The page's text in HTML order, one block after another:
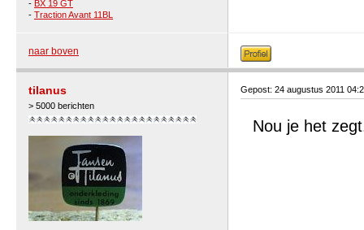
- BX 19 GT
- Traction Avant 11BL
naar boven
tilanus
> 5000 berichten
Gepost: 24 augustus 2011
Nou je het